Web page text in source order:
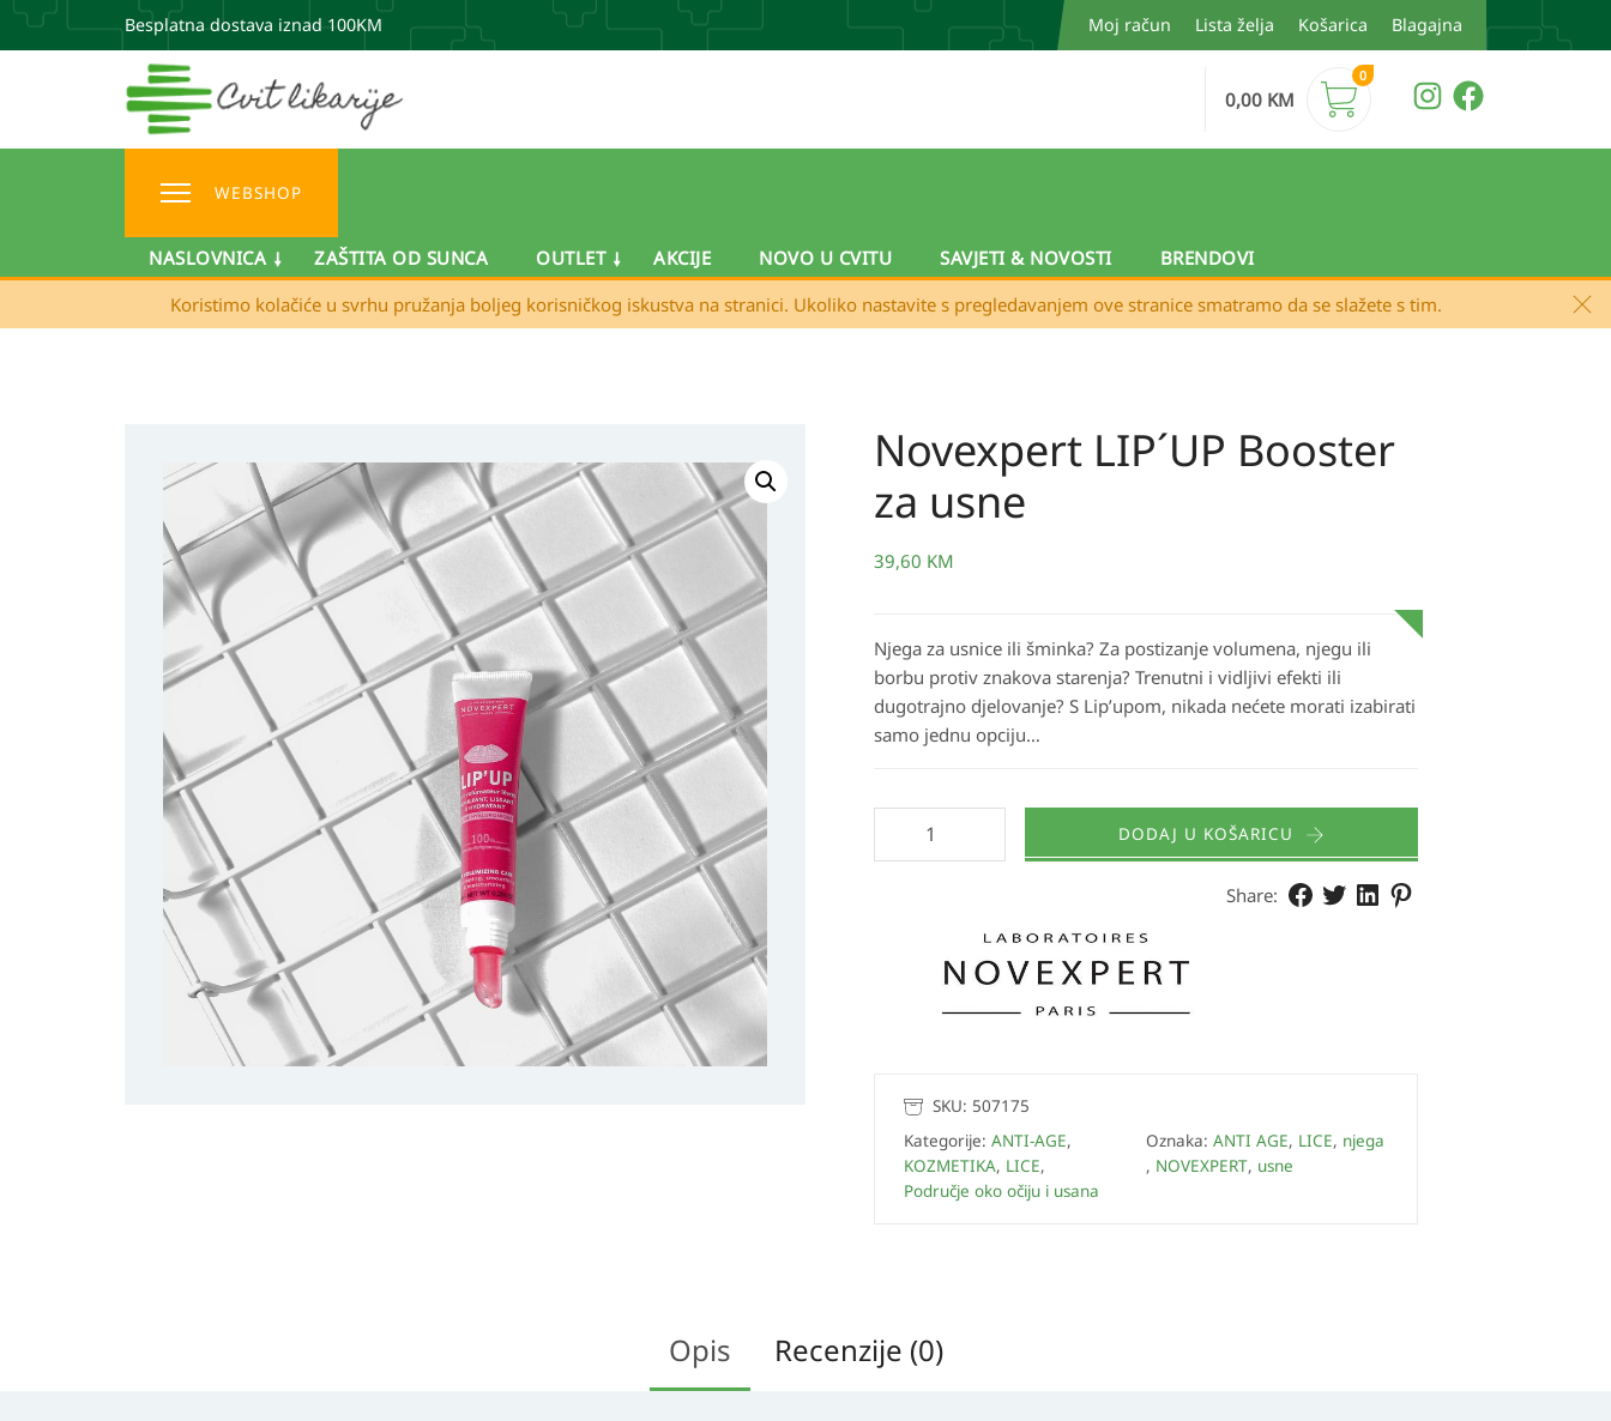
Besplatna dostava iznad 100KM Moj račun Lista želja Košarica Blagajna
0,00 KM
0
WEBSHOP
NASLOVNICA ZAŠTITA OD SUNCA OUTLET AKCIJE NOVO U CVITU SAVJETI & NOVOSTI
BRENDOVI
Koristimo kolačiće u svrhu pružanja boljeg korisničkog iskustva na stranici. Ukoliko nastavite s pregledavanjem ove stranice smatramo da se slažete s tim.
Novexpert LIP´UP Booster
za usne
39,60 KM
Njega za usnice ili šminka? Za postizanje volumena, njegu ili
borbu protiv znakova starenja? Trenutni i vidljivi efekti ili
dugotrajno djelovanje? S Lip’upom, nikada nećete morati izabirati
samo jednu opciju…
Novexpert
količina
DODAJ U KOŠARICU
Share:
SKU: 507175
Kategorije: ANTI-AGE,
KOZMETIKA, LICE,
Područje oko očiju i usana
Oznaka: ANTI AGE, LICE, njega
, NOVEXPERT, usne
Opis Recenzije (0)